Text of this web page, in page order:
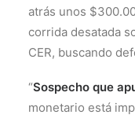
atrás unos
corrida desatada
CER, buscando
“Sospecho que
monetario está